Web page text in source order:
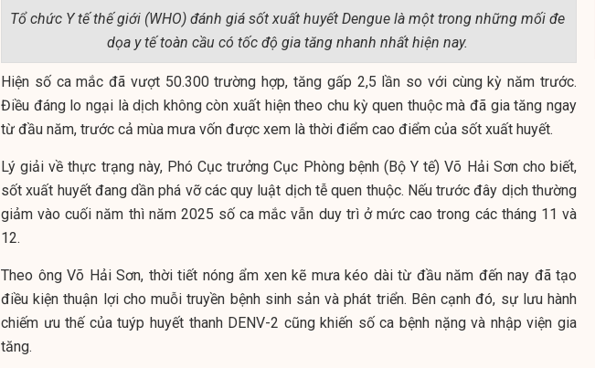
Tổ chức Y tế thế giới (WHO) đánh giá sốt xuất huyết Dengue là một trong những mối đe
dọa y tế toàn cầu có tốc độ gia tăng nhanh nhất hiện nay.
Hiện số ca mắc đã vượt 50.300 trường hợp, tăng gấp 2,5 lần so với cùng kỳ năm trước.
Điều đáng lo ngại là dịch không còn xuất hiện theo chu kỳ quen thuộc mà đã gia tăng ngay
từ đầu năm, trước cả mùa mưa vốn được xem là thời điểm cao điểm của sốt xuất huyết.
Lý giải về thực trạng này, Phó Cục trưởng Cục Phòng bệnh (Bộ Y tế) Võ Hải Sơn cho biết,
sốt xuất huyết đang dần phá vỡ các quy luật dịch tễ quen thuộc. Nếu trước đây dịch thường
giảm vào cuối năm thì năm 2025 số ca mắc vẫn duy trì ở mức cao trong các tháng 11 và
12.
Theo ông Võ Hải Sơn, thời tiết nóng ẩm xen kẽ mưa kéo dài từ đầu năm đến nay đã tạo
điều kiện thuận lợi cho muỗi truyền bệnh sinh sản và phát triển. Bên cạnh đó, sự lưu hành
chiếm ưu thế của tuýp huyết thanh DENV-2 cũng khiến số ca bệnh nặng và nhập viện gia
tăng.